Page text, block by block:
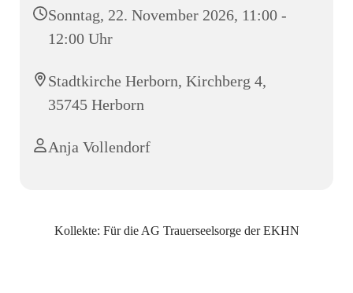
Sonntag, 22. November 2026, 11:00 -
12:00 Uhr
Stadtkirche Herborn, Kirchberg 4,
35745 Herborn
Anja Vollendorf
Kollekte: Für die AG Trauerseelsorge der EKHN